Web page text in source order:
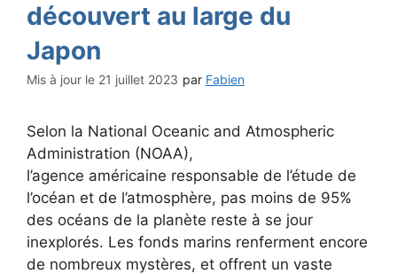
découvert au large du
Japon
21 juillet 2023 par Fabien
Selon la National Oceanic and Atmospheric
Administration (NOAA),
l’agence américaine responsable de l’étude de
l’océan et de l’atmosphère, pas moins de 95%
des océans de la planète reste à se jour
inexplorés. Les fonds marins renferment encore
de nombreux mystères, et offrent un vaste